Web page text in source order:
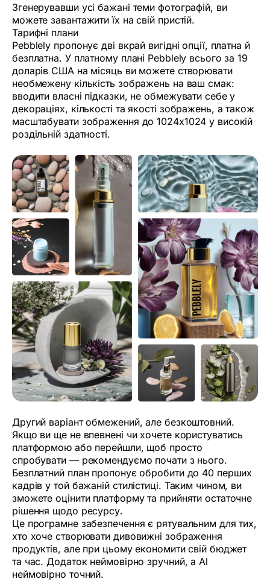
Згенерувавши усі бажані теми фотографій, ви
можете завантажити їх на свій пристій.
Тарифні плани
Pebblely пропонує дві вкрай вигідні опції, платна й
безплатна. У платному плані Pebblely всього за 19
доларів США на місяць ви можете створювати
необмежену кількість зображень на ваш смак:
вводити власні підказки, не обмежувати себе у
декораціях, кількості та якості зображень, а також
масштабувати зображення до 1024x1024 у високій
роздільній здатності.
Другий варіант обмежений, але безкоштовний.
Якщо ви ще не впевнені чи хочете користуватись
платформою або перейшли, щоб просто
спробувати — рекомендуємо почати з нього.
Безплатний план пропонує обробити до 40 перших
кадрів у той бажаній стилістиці. Таким чином, ви
зможете оцінити платформу та прийняти остаточне
рішення щодо ресурсу.
Це програмне забезпечення є рятувальним для тих,
хто хоче створювати дивовижні зображення
продуктів, але при цьому економити свій бюджет
та час. Додаток неймовірно зручний, а Al
неймовірно точний.